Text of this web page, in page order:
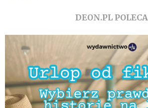
DEON.PL POLECA